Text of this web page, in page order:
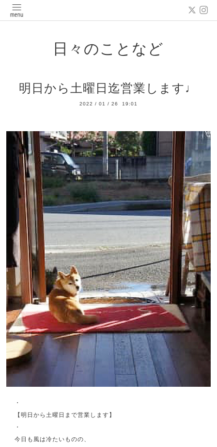
日々のことなど
明日から土曜日迄営業します♩
2022 / 01 / 26 19:01
・
【明日から土曜日まで営業します】
・
今日も風は冷たいものの、